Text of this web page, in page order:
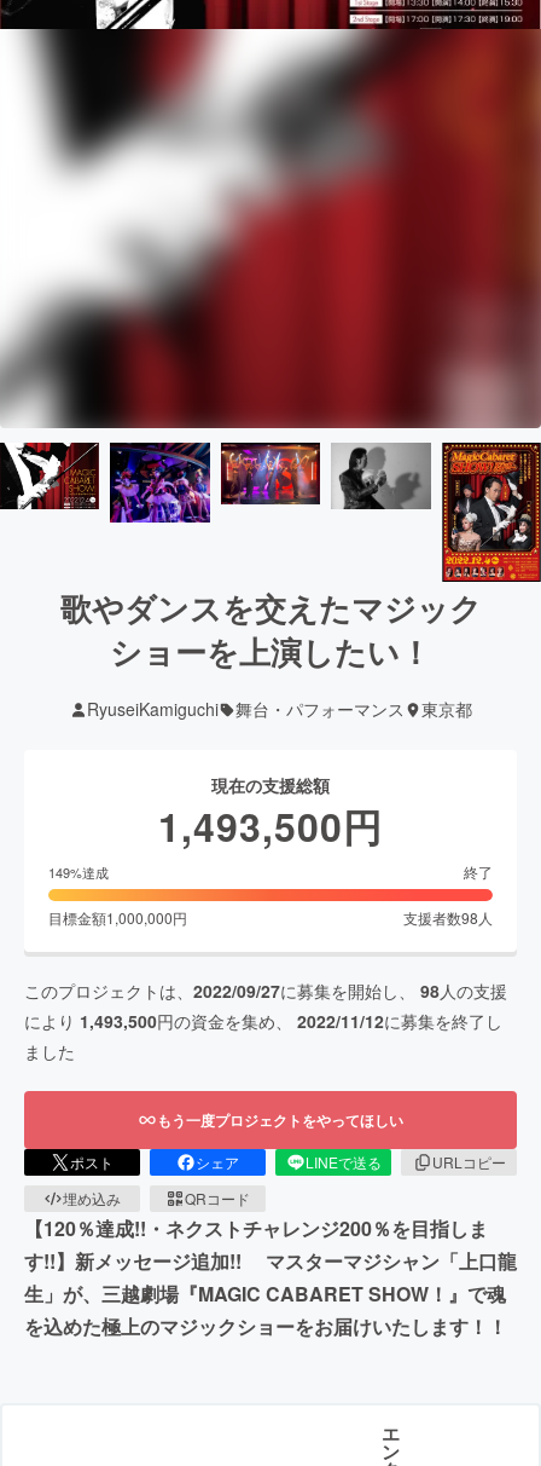
歌やダンスを交えたマジック
ショーを上演したい！
RyuseiKamiguchi 舞台・パフォーマンス 東京都
現在の支援総額
1,493,500円
149%達成 終了
目標金額1,000,000円 支援者数98人
このプロジェクトは、 2022/09/27に募集を開始し、 98人の支援
により 1,493,500円の資金を集め、 2022/11/12に募集を終了し
ました
もう一度プロジェクトをやってほしい
ポスト シェア LINEで送る
URLコピー
埋め込み
QRコード
【120％達成!!・ネクストチャレンジ200％を目指しま
す!!】新メッセージ追加!! マスターマジシャン「上口龍
生」が、三越劇場『MAGIC CABARET SHOW！』で魂
を込めた極上のマジックショーをお届けいたします！！
エ
ン